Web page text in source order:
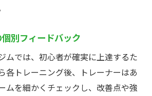
別フィードバック
ムでは、初心者が確実に上達するた
各トレーニング後、トレーナーはあ
ムを細かくチェックし、改善点や強